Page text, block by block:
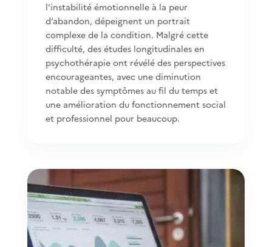
l’instabilité émotionnelle à la peur
d’abandon, dépeignent un portrait
complexe de la condition. Malgré cette
difficulté, des études longitudinales en
psychothérapie ont révélé des perspectives
encourageantes, avec une diminution
notable des symptômes au fil du temps et
une amélioration du fonctionnement social
et professionnel pour beaucoup.